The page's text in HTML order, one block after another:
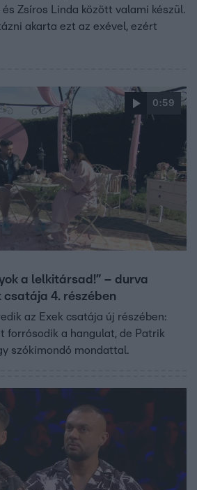
és Zsíros Linda között valami készül.
akarta ezt az exével, ezért
0:59
a lelkitársad!” – durva
csatája 4. részében
az Exek csatája új részében:
forrósodik a hangulat, de Patrik
szókimondó mondattal.